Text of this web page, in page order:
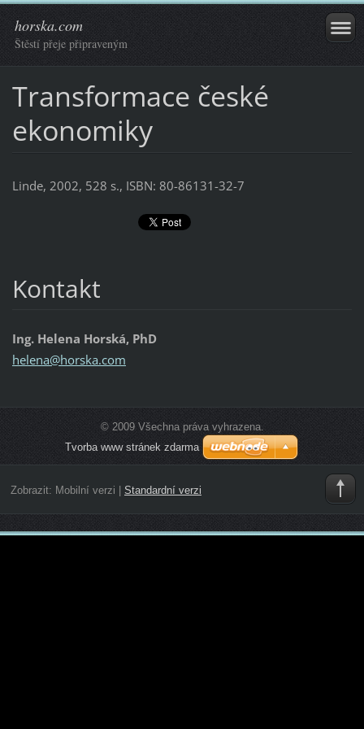
horska.com
Štěstí přeje připraveným
Transformace české
ekonomiky
Linde, 2002, 528 s., ISBN: 80-86131-32-7
Kontakt
Ing. Helena Horská, PhD
helena@horska.com
© 2009 Všechna práva vyhrazena.
Tvorba www stránek zdarma
Zobrazit: Mobilní verzi | Standardní verzi